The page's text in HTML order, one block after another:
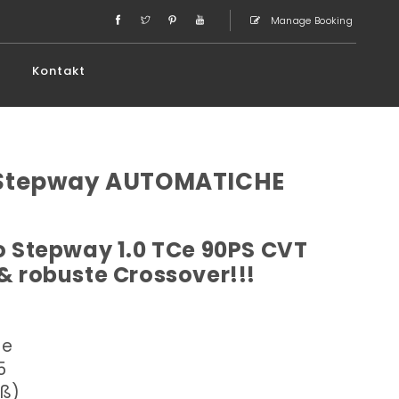
Manage Booking
Kontakt
AUTOMATICHE
1.0 TCe 90PS CVT
robuste Crossover!!!